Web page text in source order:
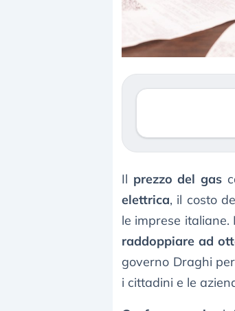
Il prezzo del gas
elettrica, il costo
le imprese italiane.
raddoppiare ad
governo Draghi
i cittadini e le
Dalle
verso le